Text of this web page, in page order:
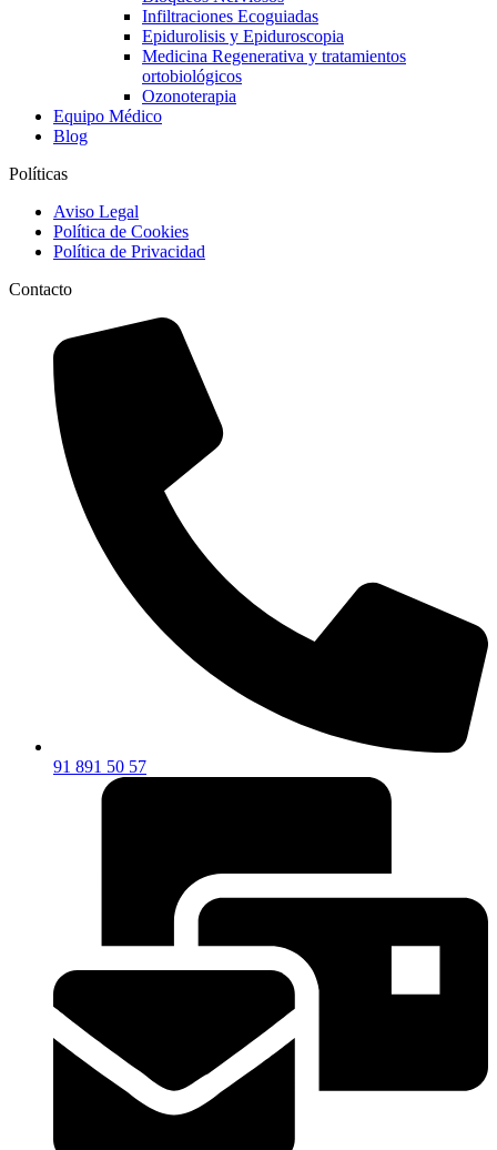
Infiltraciones Ecoguiadas
Epidurolisis y Epiduroscopia
Medicina Regenerativa y tratamientos
ortobiológicos
Ozonoterapia
Equipo Médico
Blog
Políticas
Aviso Legal
Política de Cookies
Política de Privacidad
Contacto
91 891 50 57